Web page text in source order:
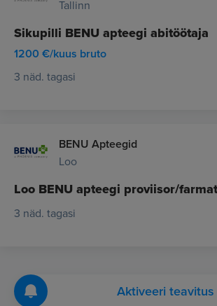
esinumbriks.
Tallinn
Sikupilli BENU apteegi abitöötaja
1200 €/kuus bruto
3 näd. tagasi
BENU Apteegid
Loo
Loo BENU apteegi proviisor/
3 näd. tagasi
Aktiveeri teavitus